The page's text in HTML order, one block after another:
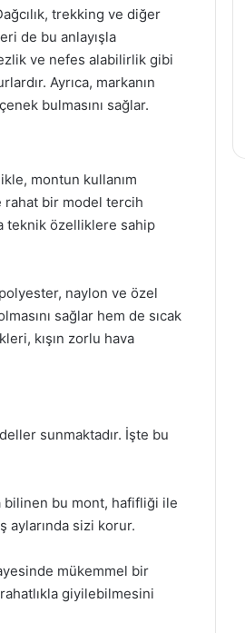
trekking ve diğer
de bu anlayışla
ve nefes alabilirlik gibi
Ayrıca, markanın
bulmasını sağlar.
montun kullanım
rahat bir model tercih
teknik özelliklere sahip
naylon ve özel
sağlar hem de sıcak
kışın zorlu hava
sunmaktadır. İşte bu
bilinen bu mont, hafifliği ile
aylarında sizi korur.
mükemmel bir
giyilebilmesini